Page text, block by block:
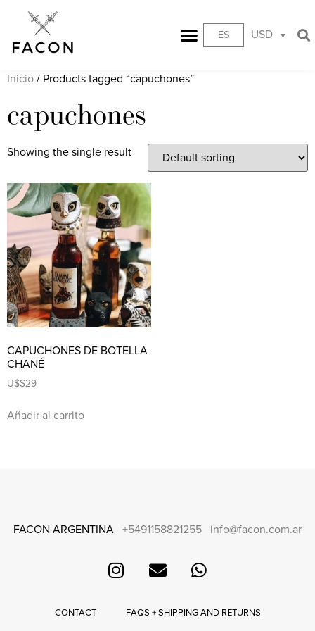
ES USD
Inicio / Products tagged “capuchones”
capuchones
Showing the single result
CAPUCHONES DE BOTELLA
CHANÉ
U$S29
Añadir al carrito
FACON ARGENTINA +5491158821255 info@facon.com.ar
CONTACT
FAQS + SHIPPING AND RETURNS